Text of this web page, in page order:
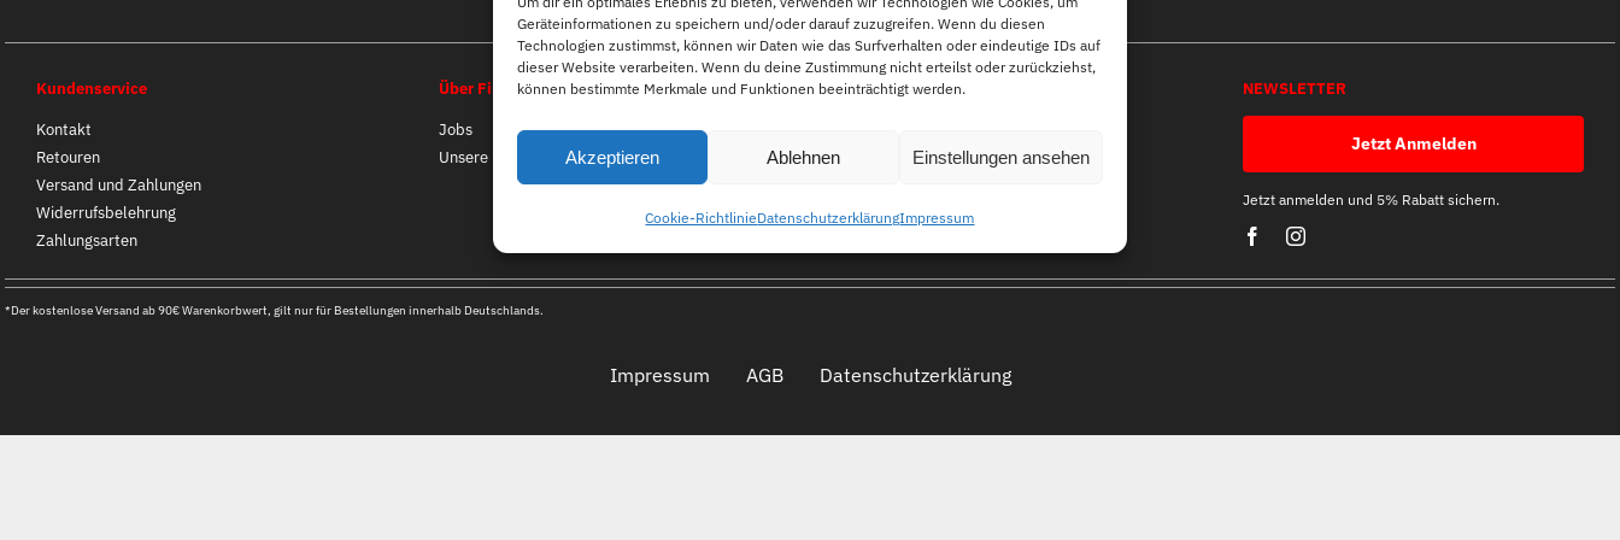
Geräteinformationen zu speichern und/oder darauf zuzugreifen. Wenn du diesen
Technologien zustimmst, können wir Daten wie das Surfverhalten oder eindeutige IDs auf
dieser Website verarbeiten. Wenn du deine Zustimmung nicht erteilst oder zurückziehst,
können bestimmte Merkmale und Funktionen beeinträchtigt werden.
Akzeptieren Ablehnen Einstellungen ansehen
Cookie-RichtlinieDatenschutzerklärungImpressum
Kundenservice
Kontakt
Retouren
Versand und Zahlungen
Widerrufsbelehrung
Zahlungsarten
Über First B
Jobs
Unsere Filialen
FAQ NEWSLETTER
Jetzt Anmelden
Jetzt anmelden und 5% Rabatt sichern.
*Der kostenlose Versand ab 90€ Warenkorbwert, gilt nur für Bestellungen innerhalb Deutschlands.
Impressum AGB Datenschutzerklärung